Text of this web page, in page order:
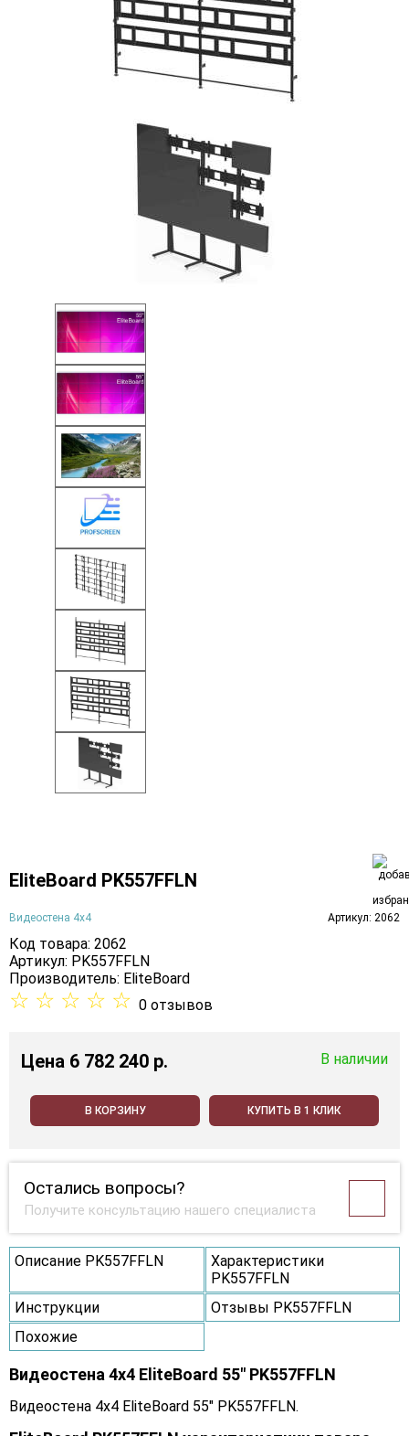
EliteBoard PK557FFLN
Видеостена 4х4 Артикул: 2062
Код товара: 2062
Артикул: PK557FFLN
Производитель: EliteBoard
☆ ☆ ☆ ☆ ☆ 0 отзывов
Цена 6 782 240 p. В наличии
В КОРЗИНУ КУПИТЬ В 1 КЛИК
Остались вопросы?
Получите консультацию нашего специалиста
Описание PK557FFLN
Характеристики
PK557FFLN
Инструкции
Отзывы PK557FFLN
Похожие
Видеостена 4x4 EliteBoard 55" PK557FFLN
Видеостена 4x4 EliteBoard 55" PK557FFLN.